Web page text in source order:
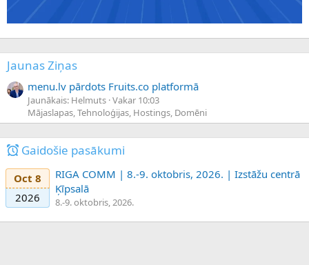
Jaunas Ziņas
menu.lv pārdots Fruits.co platformā
Jaunākais: Helmuts Vakar 10:03
Mājaslapas, Tehnoloģijas, Hostings, Domēni
Gaidošie pasākumi
Oct 8
2026
RIGA COMM | 8.-9. oktobris, 2026. | Izstāžu centrā
Ķīpsalā
8.-9. oktobris, 2026.